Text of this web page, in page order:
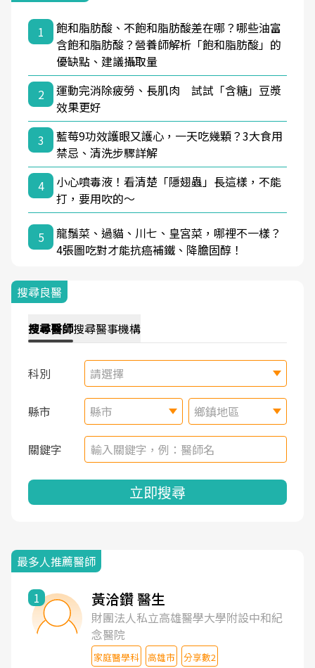
1
飽和脂肪酸、不飽和脂肪酸差在哪？哪些油富
含飽和脂肪酸？營養師解析「飽和脂肪酸」的
優缺點、建議攝取量
2
運動完消除疲勞、長肌肉 試試「含糖」豆漿
效果更好
3
藍莓9功效護眼又護心，一天吃幾顆？3大食用
禁忌、清洗步驟詳解
4
小心噴毒液！看清楚「隱翅蟲」長這樣，不能
打，要用吹的～
5
龍鬚菜、過貓、川七、皇宮菜，哪裡不一樣？
4張圖吃對才能抗癌補鐵、降膽固醇！
搜尋良醫
搜尋醫師搜尋醫事機構
科別 請選擇
縣市 縣市 鄉鎮地區
關鍵字
立即搜尋
最多人推薦醫師
1 黃洽鑽 醫生
財團法人私立高雄醫學大學附設中和紀
念醫院
家庭醫學科 高雄市 分享數2